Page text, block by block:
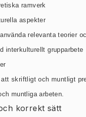
ramverk
aspekter
relevanta teorier
interkulturellt grupparbete
skriftligt och muntligt
muntliga arbeten.
korrekt sätt